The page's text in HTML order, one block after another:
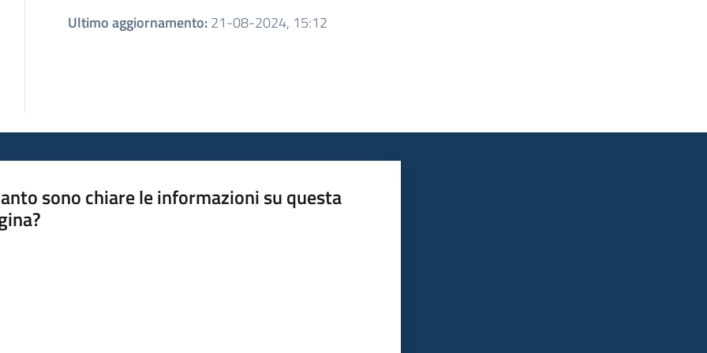
Ultimo aggiornamento:21-08-2024, 15:12
sono chiare le informazioni su questa